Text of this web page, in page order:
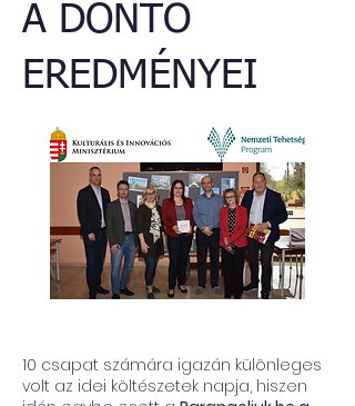
A DÖNTŐ
EREDMÉNYEI
10 csapat számára igazán különleges
volt az idei költészetek napja, hiszen